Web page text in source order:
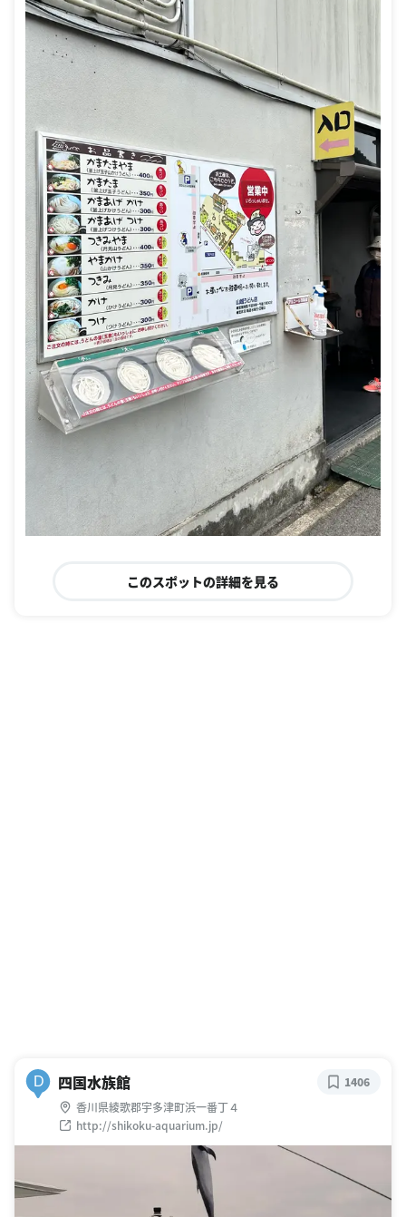
このスポットの詳細を見る
D 四国水族館
香川県綾歌郡宇多津町浜一番丁４
http://shikoku-aquarium.jp/
1406